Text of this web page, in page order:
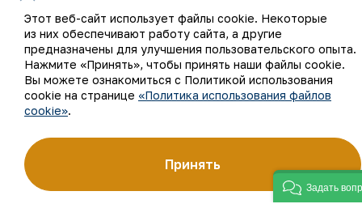
Инвесторам
Пресс-центр
Цифровое правительство
Использование файлов
cookie
Открытые данные
RSS - лента
Этот веб-сайт использует файлы cookie. Некоторые
из них обеспечивают работу сайта, а другие
предназначены для улучшения пользовательского опыта.
Нажмите «Принять», чтобы принять наши файлы cookie.
Вы можете ознакомиться с Политикой использования
cookie на странице «Политика использования файлов
cookie».
Принять
Задать